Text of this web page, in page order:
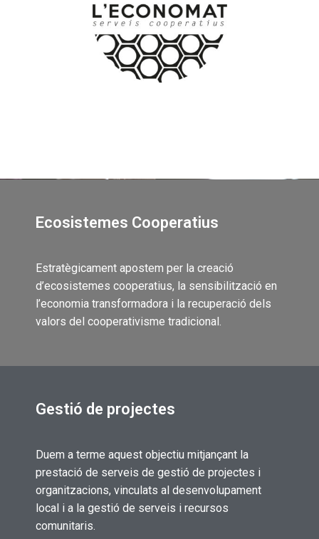
Ecosistemes Cooperatius
Estratègicament apostem per la creació
d’ecosistemes cooperatius, la sensibilització en
l’economia transformadora i la recuperació dels
valors del cooperativisme tradicional.
Gestió de projectes
Duem a terme aquest objectiu mitjançant la
prestació de serveis de gestió de projectes i
organitzacions, vinculats al desenvolupament
local i a la gestió de serveis i recursos
comunitaris.